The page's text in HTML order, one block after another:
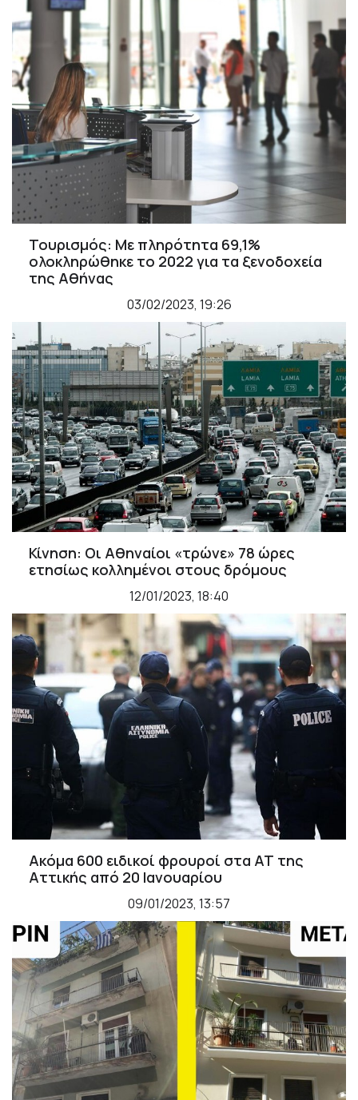
Τουρισμός: Με πληρότητα 69,1%
oλοκληρώθηκε το 2022 για τα ξενοδοχεία
της Αθήνας
03/02/2023, 19:26
Κίνηση: Οι Αθηναίοι «τρώνε» 78 ώρες
ετησίως κολλημένοι στους δρόμους
12/01/2023, 18:40
Ακόμα 600 ειδικοί φρουροί στα ΑΤ της
Αττικής από 20 Ιανουαρίου
09/01/2023, 13:57